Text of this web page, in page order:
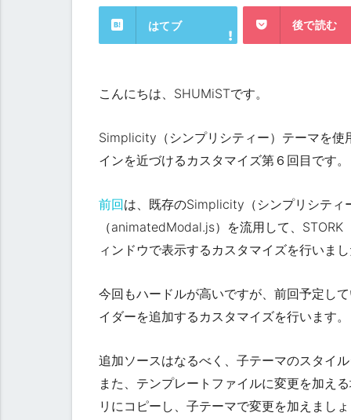
はてブ 後で読む
こんにちは、SHUMiSTです。
Simplicity（シンプリシティー）テーマを使
インを近づけるカスタマイズ第６回目 です。
前回は、既存のSimplicity（シンプリシティ
（animatedModal.js）を流用して、
ィンドウで表示するカスタマイズを行いま
今回もハードルが高いですが、前回予定し
イダーを追加するカスタマイズを行います。
追加ソースはなるべく、子テーマのスタイ
また、テンプレートファイルに変更を加え
リにコピーし、子テーマで変更を加えまし